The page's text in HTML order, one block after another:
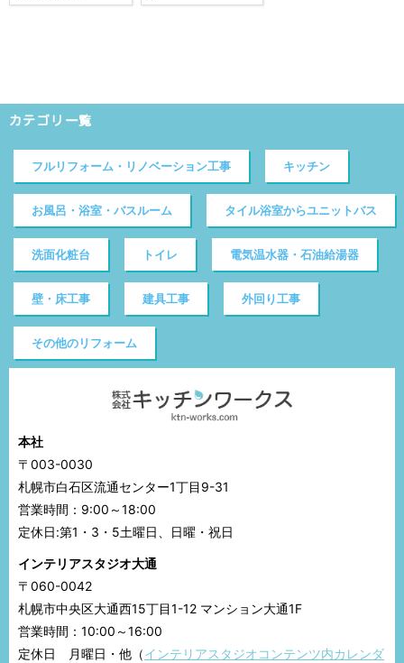
カテゴリ一覧
フルリフォーム・リノベーション工事 キッチン
お風呂・浴室・バスルーム タイル浴室からユニットバス
洗面化粧台 トイレ 電気温水器・石油給湯器
壁・床工事 建具工事 外回り工事
その他のリフォーム
本社
〒003-0030
札幌市白石区流通センター1丁目9-31
営業時間：9:00～18:00
定休日:第1・3・5土曜日、日曜・祝日
インテリアスタジオ大通
〒060-0042
札幌市中央区大通西15丁目1-12 マンション大通1F
営業時間：10:00～16:00
定休日 月曜日・他（インテリアスタジオコンテンツ内カレンダ